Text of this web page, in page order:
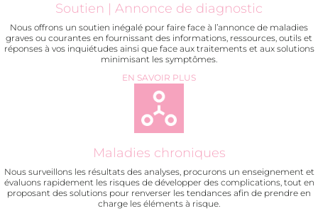
Soutien | Annonce de diagnostic
Nous offrons un soutien inégalé pour faire face à l’annonce de maladies
graves ou courantes en fournissant des informations, ressources, outils et
réponses à vos inquiétudes ainsi que face aux traitements et aux solutions
minimisant les symptômes.
EN SAVOIR PLUS
Maladies chroniques
Nous surveillons les résultats des analyses, procurons un enseignement et
évaluons rapidement les risques de développer des complications, tout en
proposant des solutions pour renverser les tendances afin de prendre en
charge les éléments à risque.